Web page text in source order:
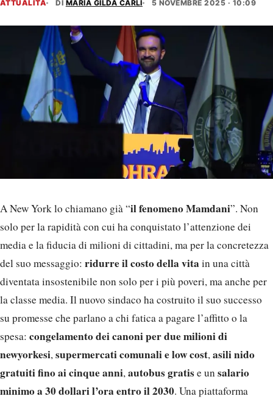
ATTUALITÀ DI MARIA GILDA CARLI 5 NOVEMBRE 2025 · 10:09
A New York lo chiamano già “il fenomeno Mamdani”. Non
solo per la rapidità con cui ha conquistato l’attenzione dei
media e la fiducia di milioni di cittadini, ma per la concretezza
del suo messaggio: ridurre il costo della vita in una città
diventata insostenibile non solo per i più poveri, ma anche per
la classe media. Il nuovo sindaco ha costruito il suo successo
su promesse che parlano a chi fatica a pagare l’affitto o la
spesa: congelamento dei canoni per due milioni di
newyorkesi,supermercati comunali e low cost,asili nido
gratuiti fino ai cinque anni,autobus gratise unsalario
minimo a 30 dollari l’ora entro il 2030. Una piattaforma